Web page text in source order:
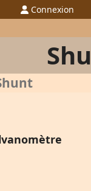
Connexion